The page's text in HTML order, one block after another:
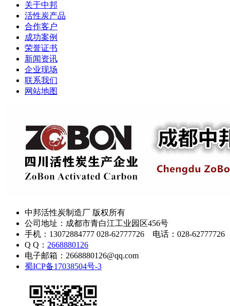
关于中邦
活性炭产品
合作客户
成功案例
荣誉证书
新闻资讯
企业现场
联系我们
网站地图
中邦活性炭制造厂 版权所有
公司地址：成都市青白江工业园区456号
手机：13072884777 028-62777726 电话：028-62777726
Q Q： 2668880126
电子邮箱：2668880126@qq.com
蜀ICP备17038504号-3